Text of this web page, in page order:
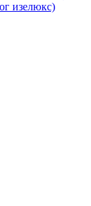
изелюкс)